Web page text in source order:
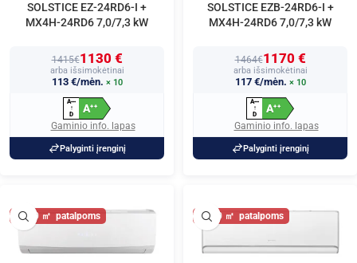
SOLSTICE EZ-24RD6-I +
MX4H-24RD6 7,0/7,3 kW
1415€1130 €
arba išsimokėtinai
113 €/mėn. × 10
A+++
↑
D
A++
Gaminio info. lapas
Palyginti įrenginį
SOLSTICE EZB-24RD6-I +
MX4H-24RD6 7,0/7,3 kW
1464€1170 €
arba išsimokėtinai
117 €/mėn. × 10
A+++
↑
D
A++
Gaminio info. lapas
Palyginti įrenginį
80 80